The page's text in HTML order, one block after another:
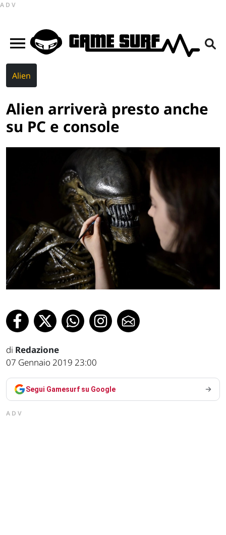
ADV
Alien
Alien arriverà presto anche
su PC e console
di Redazione
07 Gennaio 2019 23:00
Segui Gamesurf su Google
ADV